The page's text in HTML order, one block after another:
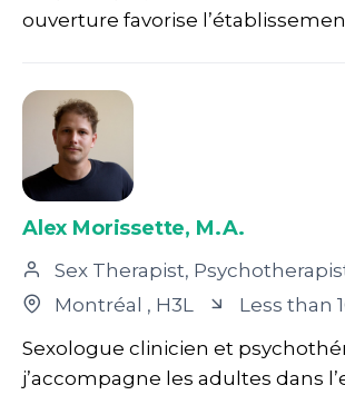
ouverture favorise
Alex Morissette, M.A.
Sex Therapist,
Montréal , H3L
Less than
Sexologue clinicien et
j’accompagne les adultes dans